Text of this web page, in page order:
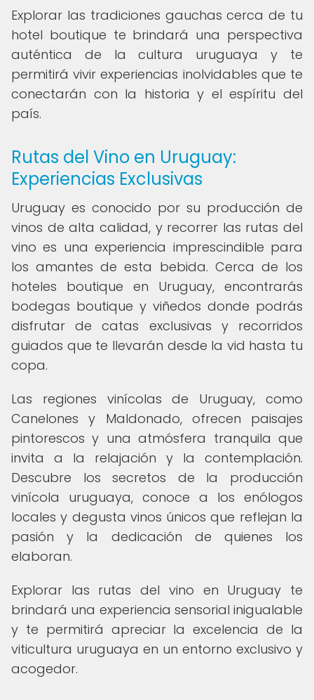
Explorar las tradiciones gauchas cerca de tu
hotel boutique te brindará una perspectiva
auténtica de la cultura uruguaya y te
permitirá vivir experiencias inolvidables que te
conectarán con la historia y el espíritu del
país.
Rutas del Vino en Uruguay:
Experiencias Exclusivas
Uruguay es conocido por su producción de
vinos de alta calidad, y recorrer las rutas del
vino es una experiencia imprescindible para
los amantes de esta bebida. Cerca de los
hoteles boutique en Uruguay, encontrarás
bodegas boutique y viñedos donde podrás
disfrutar de catas exclusivas y recorridos
guiados que te llevarán desde la vid hasta tu
copa.
Las regiones vinícolas de Uruguay, como
Canelones y Maldonado, ofrecen paisajes
pintorescos y una atmósfera tranquila que
invita a la relajación y la contemplación.
Descubre los secretos de la producción
vinícola uruguaya, conoce a los enólogos
locales y degusta vinos únicos que reflejan la
pasión y la dedicación de quienes los
elaboran.
Explorar las rutas del vino en Uruguay te
brindará una experiencia sensorial inigualable
y te permitirá apreciar la excelencia de la
viticultura uruguaya en un entorno exclusivo y
acogedor.